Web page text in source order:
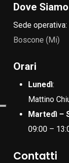
Dove Siamo
Sede operativa:
Boscone (Mi)
Orari
Lunedì:
Mattino
Martedì –
09:00 –
Contatti